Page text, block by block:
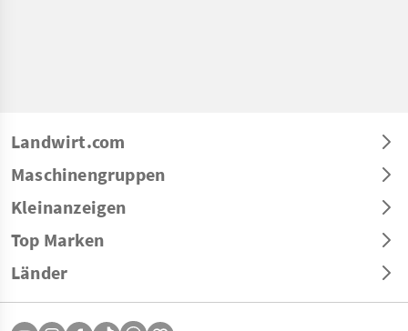
Landwirt.com
Maschinengruppen
Kleinanzeigen
Top Marken
Länder